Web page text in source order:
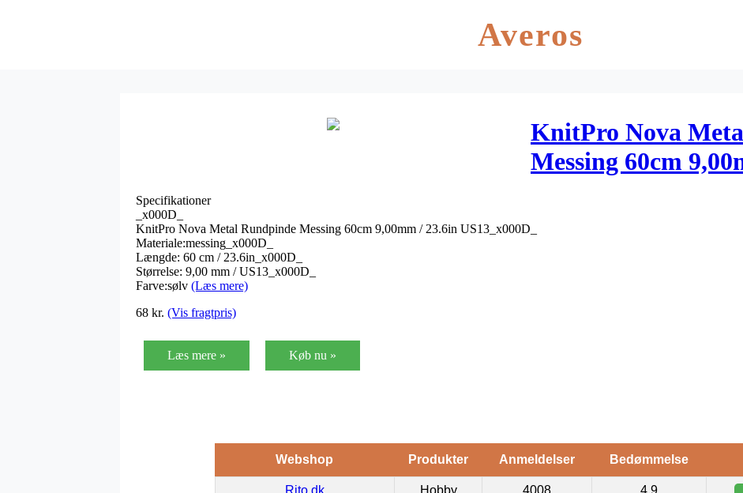
Averos
KnitPro Nova
Messing 60cm
Specifikationer
_x000D_
KnitPro Nova Metal Rundpinde Messing 60cm 9,00mm / 23.6in US13_x000D_
Materiale:messing_x000D_
Længde: 60 cm / 23.6in_x000D_
Størrelse: 9,00 mm / US13_x000D_
Farve:sølv (Læs mere)
68 kr. (Vis fragtpris)
Læs mere » Køb nu »
Webshop Produkter Anmeldelser Bedømmelse
Rito.dk Hobby 4008 4,9